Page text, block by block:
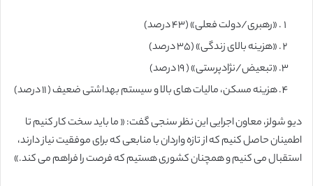
«رهبری/دولت فعلی» (۴۳ درصد)
«هزینه بالای زندگی» (۳۵ درصد)
«تبعیض/نژادپرستی» ( ۱۹ درصد)
هزینه مسکن، مالیات های بالا و سیستم بهداشتی ضعیف ( ۱۱ درصد)
دیو شولز، معاون اجرایی این نظر سنجی گفت: « ما باید سخت کار کنیم تا
اطمینان حاصل کنیم که از تازه واردان با منابعی که برای موفقیت نیاز دارند،
استقبال می کنیم و همچنان کشوری هستیم که فرصت را فراهم می کند.»